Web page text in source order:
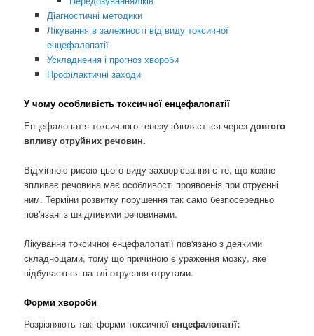
Діагностичні методики
Лікування в залежності від виду токсичної
енцефалопатії
Ускладнення і прогноз хвороби
Профілактичні заходи
У чому особливість токсичної енцефалопатії
Енцефалопатія токсичного генезу з'являється черездовгого
впливу отруйних речовин.
Відмінною рисою цього виду захворювання є те, що кожне
впливає речовина має особливості проявоенія при отруєнні
ним. Терміни розвитку порушення так само безпосередньо
пов'язані з шкідливими речовинами.
Лікування токсичної енцефалопатії пов'язано з деякими
складнощами, тому що причиною є ураження мозку, яке
відбувається на тлі отруєння отрутами.
Форми хвороби
Розрізняють такі форми токсичноїенцефалопатії: